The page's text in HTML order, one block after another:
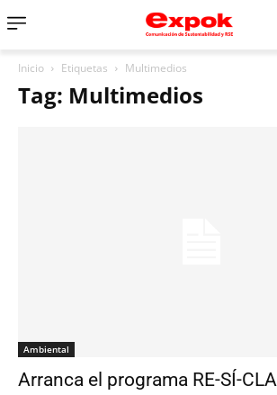
Inicio Etiquetas Multimedios
Tag: Multimedios
Ambiental
Arranca el programa RE-SÍ-CLA